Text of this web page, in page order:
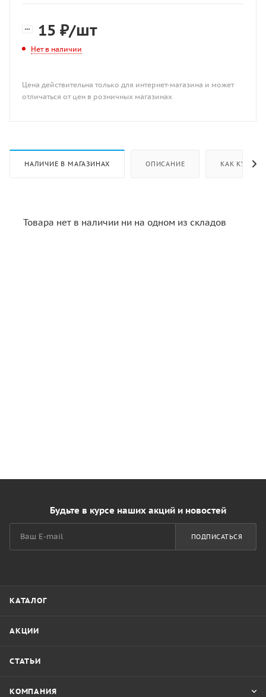
15 ₽/шт
Нет в наличии
Цена действительна только для интернет-магазина и может
отличаться от цен в розничных магазинах
НАЛИЧИЕ В МАГАЗИНАХ ОПИСАНИЕ КАК КУПИТЬ
Товара нет в наличии ни на одном из складов
Будьте в курсе наших акций и новостей
ПОДПИСАТЬСЯ
КАТАЛОГ
АКЦИИ
СТАТЬИ
КОМПАНИЯ